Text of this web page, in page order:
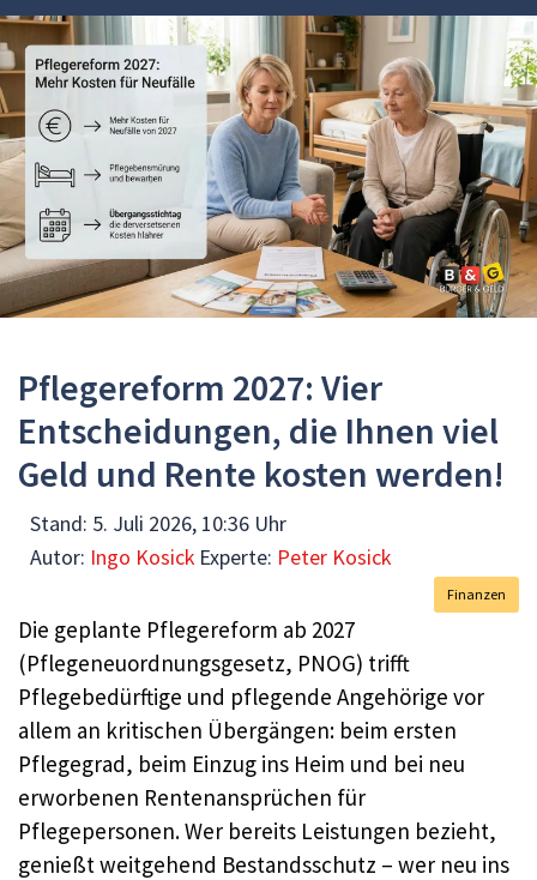
Pflegereform 2027: Vier
Entscheidungen, die Ihnen viel
Geld und Rente kosten werden!
Stand: 5. Juli 2026, 10:36 Uhr
Autor: Ingo Kosick Experte: Peter Kosick
Finanzen
Die geplante Pflegereform ab 2027
(Pflegeneuordnungsgesetz, PNOG) trifft
Pflegebedürftige und pflegende Angehörige vor
allem an kritischen Übergängen: beim ersten
Pflegegrad, beim Einzug ins Heim und bei neu
erworbenen Rentenansprüchen für
Pflegepersonen. Wer bereits Leistungen bezieht,
genießt weitgehend Bestandsschutz – wer neu ins